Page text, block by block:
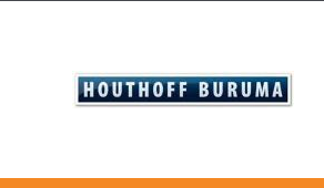
Overige marktsegmenten
People Analytics